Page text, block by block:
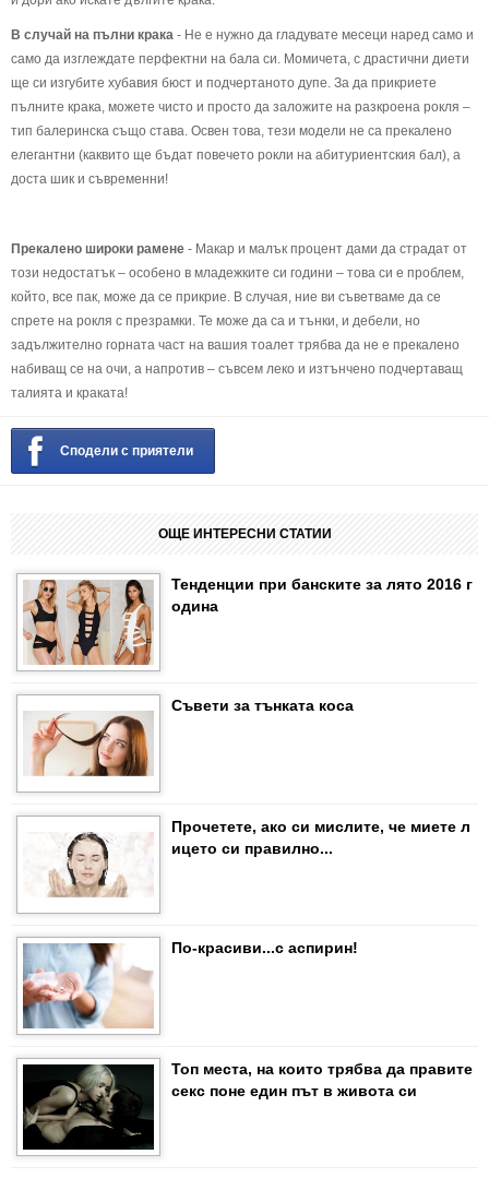
В случай на пълни крака - Не е нужно да гладувате месеци наред само и
само да изглеждате перфектни на бала си. Момичета, с драстични диети
ще си изгубите хубавия бюст и подчертаното дупе. За да прикриете
пълните крака, можете чисто и просто да заложите на разкроена рокля –
тип балеринска също става. Освен това, тези модели не са прекалено
елегантни (каквито ще бъдат повечето рокли на абитуриентския бал), а
доста шик и съвременни!
Прекалено широки рамене - Макар и малък процент дами да страдат от
този недостатък – особено в младежките си години – това си е проблем,
който, все пак, може да се прикрие. В случая, ние ви съветваме да се
спрете на рокля с презрамки. Те може да са и тънки, и дебели, но
задължително горната част на вашия тоалет трябва да не е прекалено
набиващ се на очи, а напротив – съвсем леко и изтънчено подчертаващ
талията и краката!
Сподели с приятели
ОЩЕ ИНТЕРЕСНИ СТАТИИ
Тенденции при банските за лято 2016 г
одина
Съвети за тънката коса
Прочетете, ако си мислите, че миете л
ицето си правилно...
По-красиви...с аспирин!
Топ места, на които трябва да правите
секс поне един път в живота си